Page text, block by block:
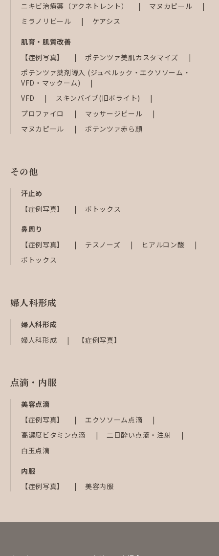
ニキビ治療薬（アクネトレント）
マヌカピール
ミラノリピール
ケアシス
肌育・肌質改善
【症例写真】
ポテンツァ美肌カスタマイズ
ポテンツァ薬剤導入 (ジュベルック・エクソソーム・
VFD・マックーム)
VFD
スキンバイブ(旧ボライト)
プロファイロ
マッサージピール
マヌカピール
ポテンツァ赤ら顔
その他
汗止め
【症例写真】
ボトックス
鼻周り
【症例写真】
テスノーズ
ヒアルロン酸
ボトックス
婦人科形成
婦人科形成
婦人科形成
【症例写真】
点滴・内服
美容点滴
【症例写真】
エクソソーム点滴
高濃度ビタミン点滴
二日酔い点滴・注射
白玉点滴
内服
【症例写真】
美容内服